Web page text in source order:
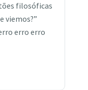
filosóficas
viemos?”
erro erro